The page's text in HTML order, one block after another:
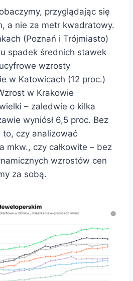
przyglądając się
a nie za metr kwadratowy.
(Poznań i Trójmiasto)
spadek średnich stawek
wzrosty
w Katowicach (12 proc.)
w Krakowie
– zaledwie o kilka
wyniósł 6,5 proc. Bez
czy analizować
mkw., czy całkowite – bez
wzrostów cen
za sobą.